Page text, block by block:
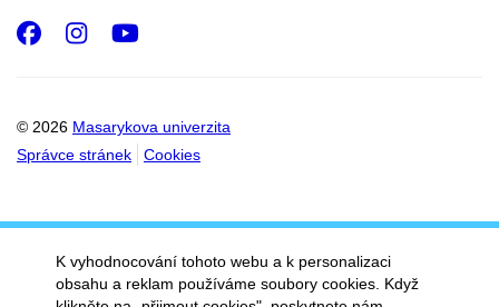
© 2026 Masarykova univerzita
Správce stránek
Cookies
Facebook
Instagram
K vyhodnocování tohoto webu a k personalizaci
obsahu a reklam používáme soubory cookies. Když